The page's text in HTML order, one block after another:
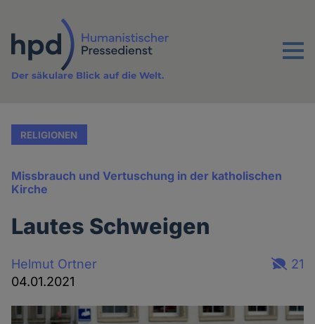
Inhalt
Menu
Der säkulare Blick auf die Welt.
RELIGIONEN
Missbrauch und Vertuschung in der katholischen
Kirche
Lautes Schweigen
Helmut Ortner
04.01.2021
21